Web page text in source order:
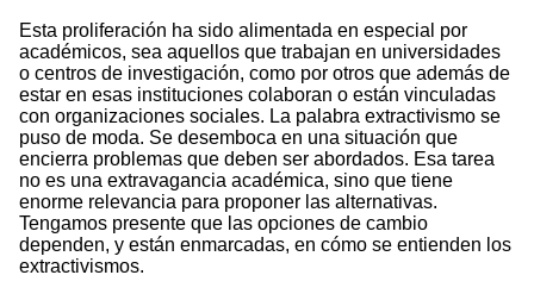
Esta proliferación ha sido alimentada en especial por
académicos, sea aquellos que trabajan en universidades
o centros de investigación, como por otros que además de
estar en esas instituciones colaboran o están vinculadas
con organizaciones sociales. La palabra extractivismo se
puso de moda. Se desemboca en una situación que
encierra problemas que deben ser abordados. Esa tarea
no es una extravagancia académica, sino que tiene
enorme relevancia para proponer las alternativas.
Tengamos presente que las opciones de cambio
dependen, y están enmarcadas, en cómo se entienden los
extractivismos.